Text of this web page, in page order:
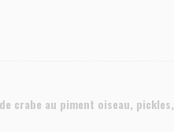
crabe au piment oiseau, pickles,